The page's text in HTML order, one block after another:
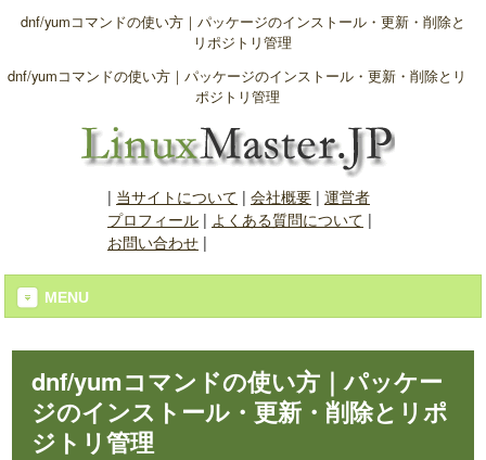
dnf/yumコマンドの使い方｜パッケージのインストール・更新・削除と
リポジトリ管理
dnf/yumコマンドの使い方｜パッケージのインストール・更新・削除とリ
ポジトリ管理
| 当サイトについて | 会社概要| 運営者
プロフィール| よくある質問について |
お問い合わせ|
MENU
dnf/yumコマンドの使い方｜パッケー
ジのインストール・更新・削除とリポ
ジトリ管理